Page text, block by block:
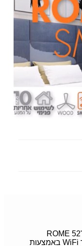
שלט RF / שליטה חכמה דרך WiFi באמצעות